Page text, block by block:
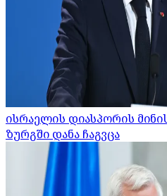
ისრაელის დიასპორის
ზურგში დანა ჩაგვცა